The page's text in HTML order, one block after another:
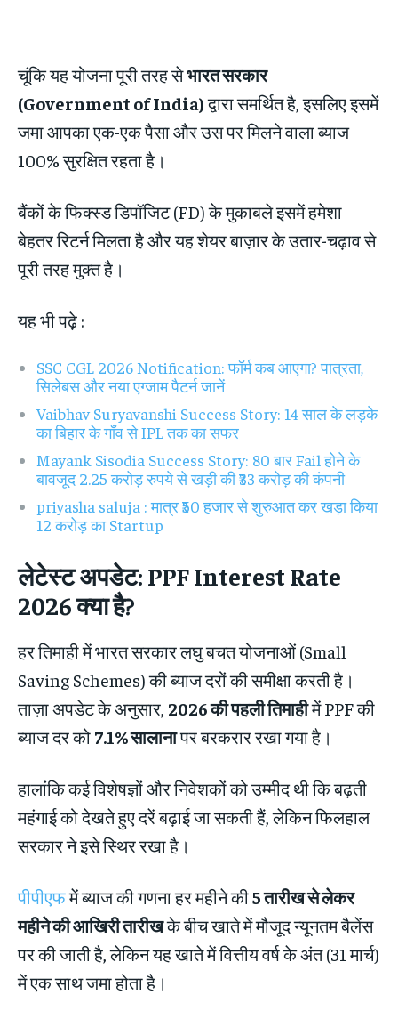
चूंकि यह योजना पूरी तरह सेभारत सरकार
(Government of India)द्वारा समर्थित है, इसलिए इसमें
जमा आपका एक-एक पैसा और उस पर मिलने वाला ब्याज
100% सुरक्षित रहता है।
बैंकों के फिक्स्ड डिपॉजिट (FD) के मुकाबले इसमें हमेशा
बेहतर रिटर्न मिलता है और यह शेयर बाज़ार के उतार-चढ़ाव से
पूरी तरह मुक्त है।
यह भी पढ़े :
SSC CGL 2026 Notification: फॉर्म कब आएगा? पात्रता,
सिलेबस और नया एग्जाम पैटर्न जानें
Vaibhav Suryavanshi Success Story: 14 साल के लड़के
का बिहार के गाँव से IPL तक का सफर
Mayank Sisodia Success Story: 80 बार Fail होने के
बावजूद 2.25 करोड़ रुपये से खड़ी की ₹33 करोड़ की कंपनी
priyasha saluja : मात्र ₹50 हजार से शुरुआत कर खड़ा किया
12 करोड़ का Startup
लेटेस्ट अपडेट: PPF Interest Rate
2026 क्या है?
हर तिमाही में भारत सरकार लघु बचत योजनाओं (Small
Saving Schemes) की ब्याज दरों की समीक्षा करती है।
ताज़ा अपडेट के अनुसार, 2026 की पहली तिमाहीमें PPF की
ब्याज दर को 7.1% सालानापर बरकरार रखा गया है।
हालांकि कई विशेषज्ञों और निवेशकों को उम्मीद थी कि बढ़ती
महंगाई को देखते हुए दरें बढ़ाई जा सकती हैं, लेकिन फिलहाल
सरकार ने इसे स्थिर रखा है।
पीपीएफमें ब्याज की गणना हर महीने की5 तारीख से लेकर
महीने की आखिरी तारीखके बीच खाते में मौजूद न्यूनतम बैलेंस
पर की जाती है, लेकिन यह खाते में वित्तीय वर्ष के अंत (31 मार्च)
में एक साथ जमा होता है।